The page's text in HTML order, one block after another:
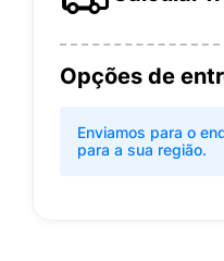
Opções de
Enviamos para o
para a sua região.